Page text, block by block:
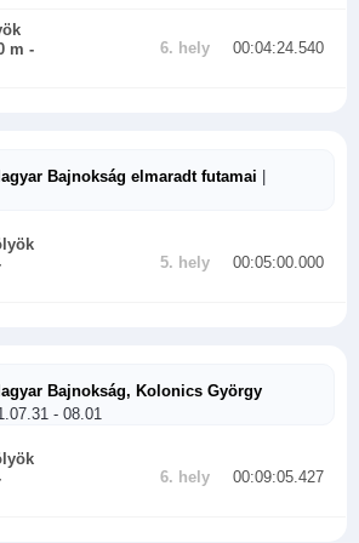
m -
6. hely 00:04:24.540
Bajnokság elmaradt futamai |
5. hely 00:05:00.000
Bajnokság, Kolonics György
- 08.01
6. hely 00:09:05.427